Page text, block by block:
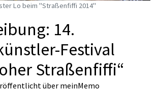
Lo beim "Straßenfiffi 2014"
14.
Festival
Straßenfiffi“
über meinMemo